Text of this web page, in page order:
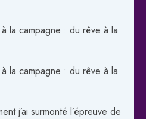
la campagne : du rêve à la
la campagne : du rêve à la
j’ai surmonté l’épreuve de